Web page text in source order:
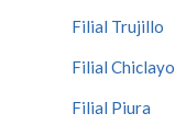
Filial Trujillo
Filial Chiclayo
Filial Piura